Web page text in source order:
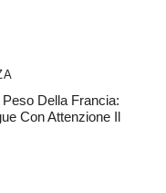
Della Francia:
Con Attenzione Il